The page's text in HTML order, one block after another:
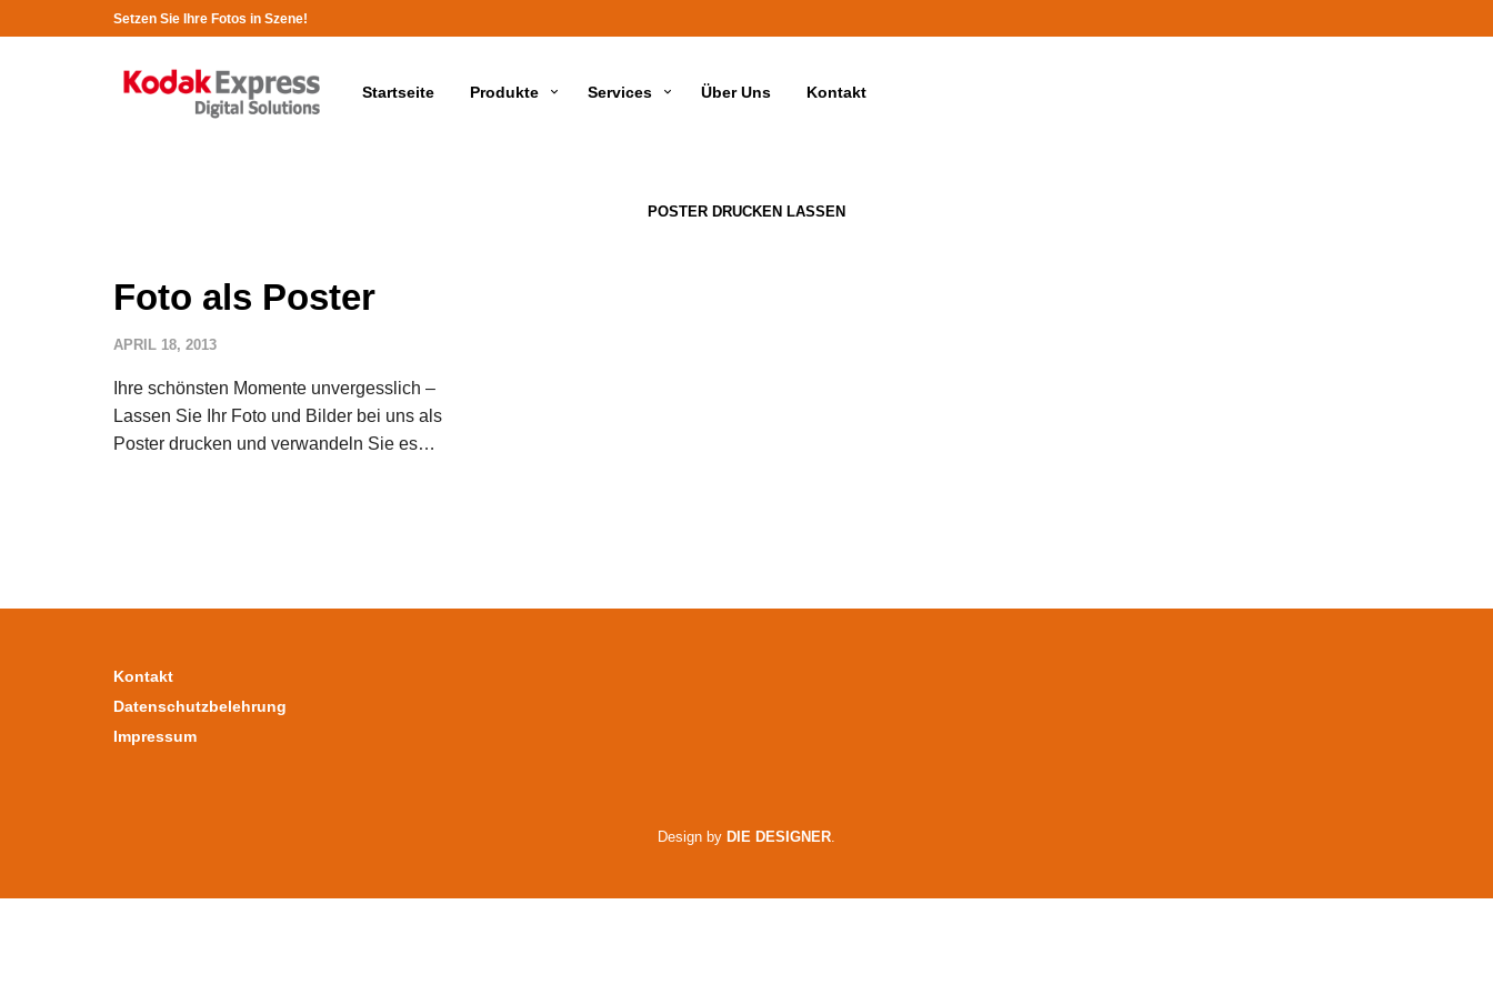
Setzen Sie Ihre Fotos in Szene!
Startseite Produkte Services Über Uns Kontakt
POSTER DRUCKEN LASSEN
Foto als Poster
APRIL 18, 2013
Ihre schönsten Momente unvergesslich –
Lassen Sie Ihr Foto und Bilder bei uns als
Poster drucken und verwandeln Sie es…
Kontakt
Datenschutzbelehrung
Impressum
Design by DIE DESIGNER